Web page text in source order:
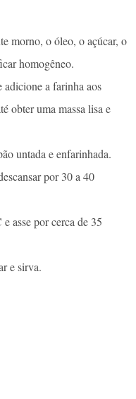
morno, o óleo, o açúcar, o
homogêneo.
adicione a farinha aos
obter uma massa lisa e
untada e enfarinhada.
por 30 a 40
asse por cerca de 35
e sirva.